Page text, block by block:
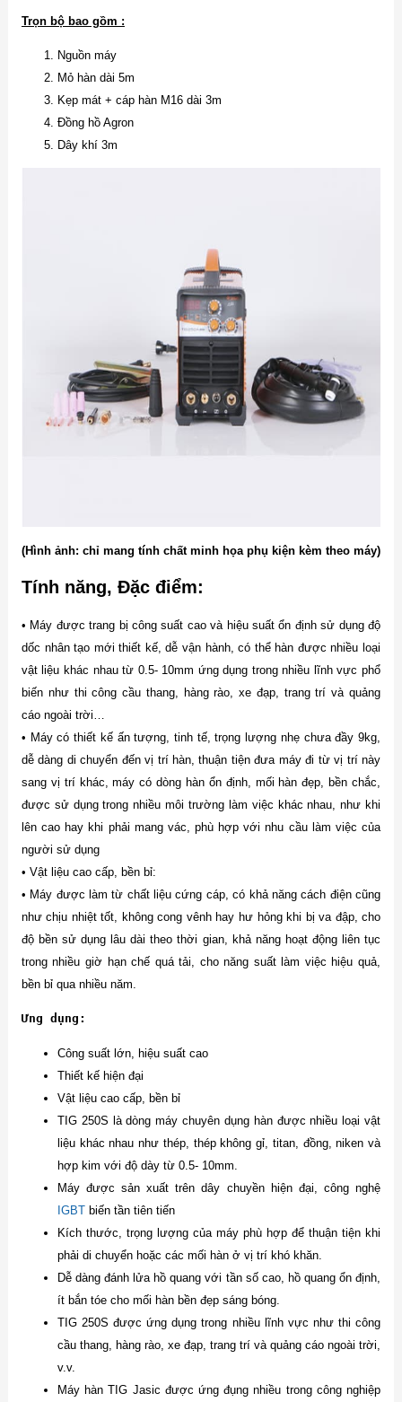
Trọn bộ bao gồm :
Nguồn máy
Mỏ hàn dài 5m
Kẹp mát + cáp hàn M16 dài 3m
Đồng hồ Agron
Dây khí 3m
(Hình ảnh: chỉ mang tính chất minh họa phụ kiện kèm theo máy)
Tính năng, Đặc điểm:
• Máy được trang bị công suất cao và hiệu suất ổn định sử dụng độ
dốc nhân tạo mới thiết kế, dễ vận hành, có thể hàn được nhiều loại
vật liệu khác nhau từ 0.5- 10mm ứng dụng trong nhiều lĩnh vực phổ
biến như thi công cầu thang, hàng rào, xe đạp, trang trí và quảng
cáo ngoài trời…
• Máy có thiết kế ấn tượng, tinh tế, trọng lượng nhẹ chưa đầy 9kg,
dễ dàng di chuyển đến vị trí hàn, thuận tiện đưa máy đi từ vị trí này
sang vị trí khác, máy có dòng hàn ổn định, mối hàn đẹp, bền chắc,
được sử dụng trong nhiều môi trường làm việc khác nhau, như khi
lên cao hay khi phải mang vác, phù hợp với nhu cầu làm việc của
người sử dụng
• Vật liệu cao cấp, bền bỉ:
• Máy được làm từ chất liệu cứng cáp, có khả năng cách điện cũng
như chịu nhiệt tốt, không cong vênh hay hư hỏng khi bị va đập, cho
độ bền sử dụng lâu dài theo thời gian, khả năng hoạt động liên tục
trong nhiều giờ hạn chế quá tải, cho năng suất làm việc hiệu quả,
bền bỉ qua nhiều năm.
Ưng dụng:
Công suất lớn, hiệu suất cao
Thiết kế hiện đại
Vật liệu cao cấp, bền bỉ
TIG 250S là dòng máy chuyên dụng hàn được nhiều loại vật
liệu khác nhau như thép, thép không gỉ, titan, đồng, niken và
hợp kim với độ dày từ 0.5- 10mm.
Máy được sản xuất trên dây chuyền hiện đại, công nghệ
IGBTbiến tần tiên tiến
Kích thước, trọng lượng của máy phù hợp để thuận tiện khi
phải di chuyển hoặc các mối hàn ở vị trí khó khăn.
Dễ dàng đánh lửa hồ quang với tần số cao, hồ quang ổn định,
ít bắn tóe cho mối hàn bền đẹp sáng bóng.
TIG 250S được ứng dụng trong nhiều lĩnh vực như thi công
cầu thang, hàng rào, xe đạp, trang trí và quảng cáo ngoài trời,
v.v.
Máy hàn TIG Jasic được ứng đụng nhiều trong công nghiệp